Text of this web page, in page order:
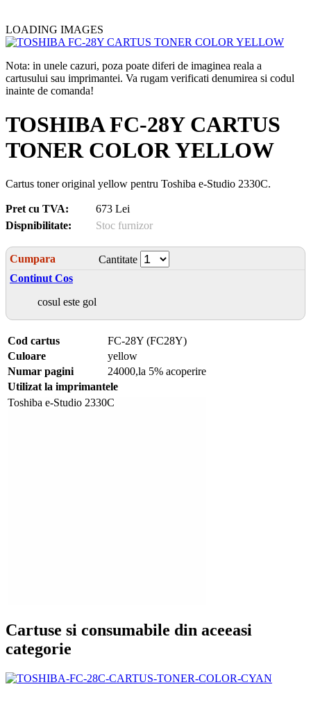
LOADING IMAGES
Nota: in unele cazuri, poza poate diferi de imaginea reala a
cartusului sau imprimantei. Va rugam verificati denumirea si codul
inainte de comanda!
TOSHIBA FC-28Y CARTUS
TONER COLOR YELLOW
Cartus toner original yellow pentru Toshiba e-Studio 2330C.
Pret cu TVA:
673 Lei
Dispnibilitate:
Stoc furnizor
Cumpara
Cantitate
Continut Cos
cosul este gol
Cod cartus
FC-28Y (FC28Y)
Culoare
yellow
Numar pagini
24000,la 5% acoperire
Utilizat la imprimantele
Toshiba e-Studio 2330C
Cartuse si consumabile din aceeasi
categorie